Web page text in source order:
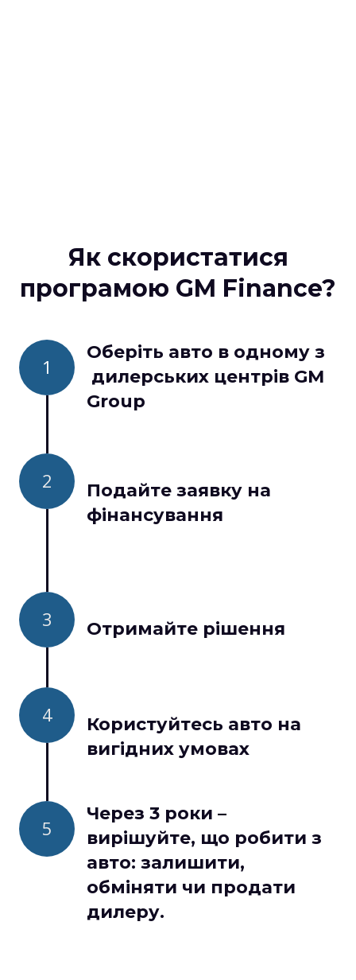
Як скористатися
програмою GM Finance?
1
Оберіть авто в одному з
дилерських центрів GM
Group
2
Подайте заявку на
фінансування
3 Отримайте рішення
4
Користуйтесь авто на
вигідних умовах
5
Через 3 роки –
вирішуйте, що робити з
авто: залишити,
обміняти чи продати
дилеру.